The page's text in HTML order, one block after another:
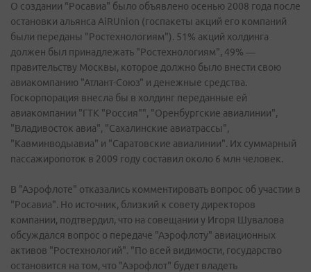
О создании "Росавиа" было объявлено осенью 2008 года после
остановки альянса AiRUnion (госпакеты акций его компаний
были переданы "Ростехнологиям"). 51% акций холдинга
должен был принадлежать "Ростехнологиям", 49% —
правительству Москвы, которое должно было внести свою
авиакомпанию "Атлант-Союз" и денежные средства.
Госкорпорация внесла бы в холдинг переданные ей
авиакомпании "ГТК "Россия"", "Оренбургские авиалинии",
"Владивосток авиа", "Сахалинские авиатрассы",
"Кавминводыавиа" и "Саратовские авиалинии". Их суммарный
пассажиропоток в 2009 году составил около 6 млн человек.
В "Аэрофлоте" отказались комментировать вопрос об участии в
"Росавиа". Но источник, близкий к совету директоров
компании, подтвердил, что на совещании у Игоря Шувалова
обсуждался вопрос о передаче "Аэрофлоту" авиационных
активов "Ростехнологий". "По всей видимости, государство
остановится на том, что "Аэрофлот" будет владеть